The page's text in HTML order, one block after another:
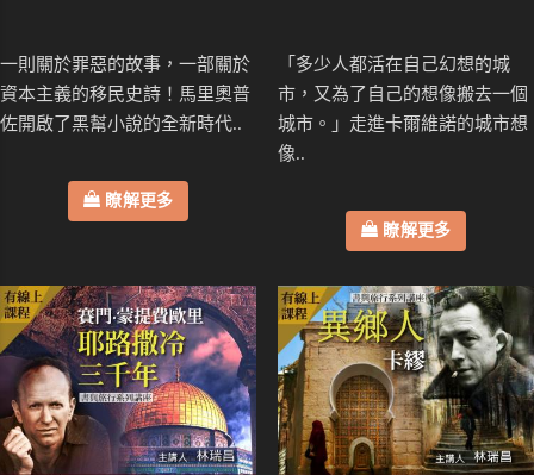
一則關於罪惡的故事，一部關於
資本主義的移民史詩！馬里奧普
佐開啟了黑幫小說的全新時代..
瞭解更多
「多少人都活在自己幻想的城
市，又為了自己的想像搬去一個
城市。」走進卡爾維諾的城市想
像..
瞭解更多